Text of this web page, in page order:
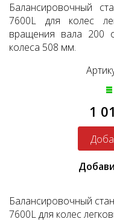
Балансировочный
7600L для колес
вращения вала 200
колеса 508 мм.
1
Балансировочный
7600L для колес